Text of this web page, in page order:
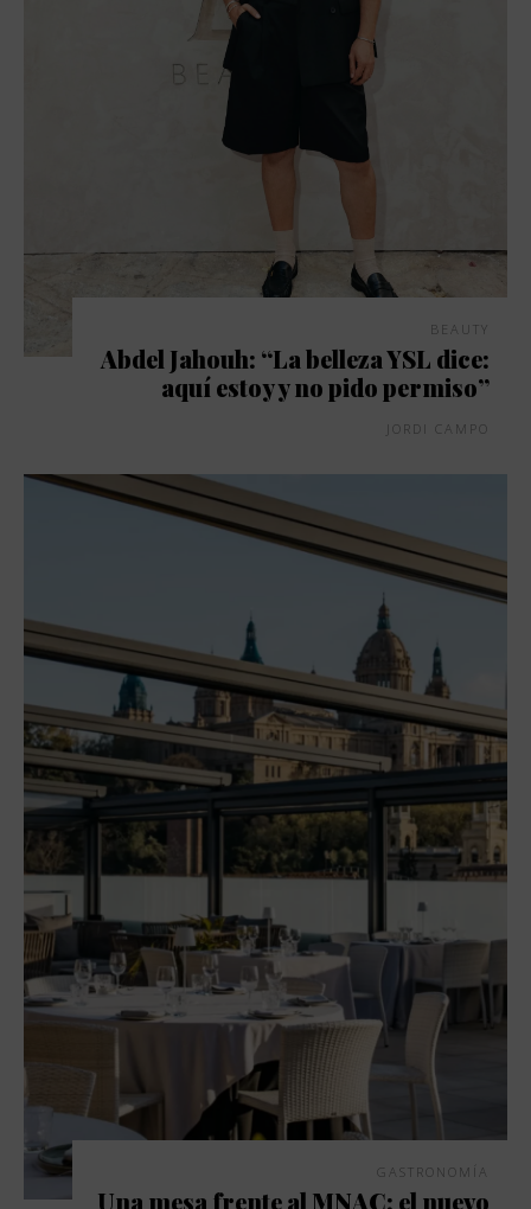
BEAUTY
Abdel Jahouh: “La belleza YSL dice:
aquí estoy y no pido permiso”
JORDI CAMPO
GASTRONOMÍA
Una mesa frente al MNAC: el nuevo